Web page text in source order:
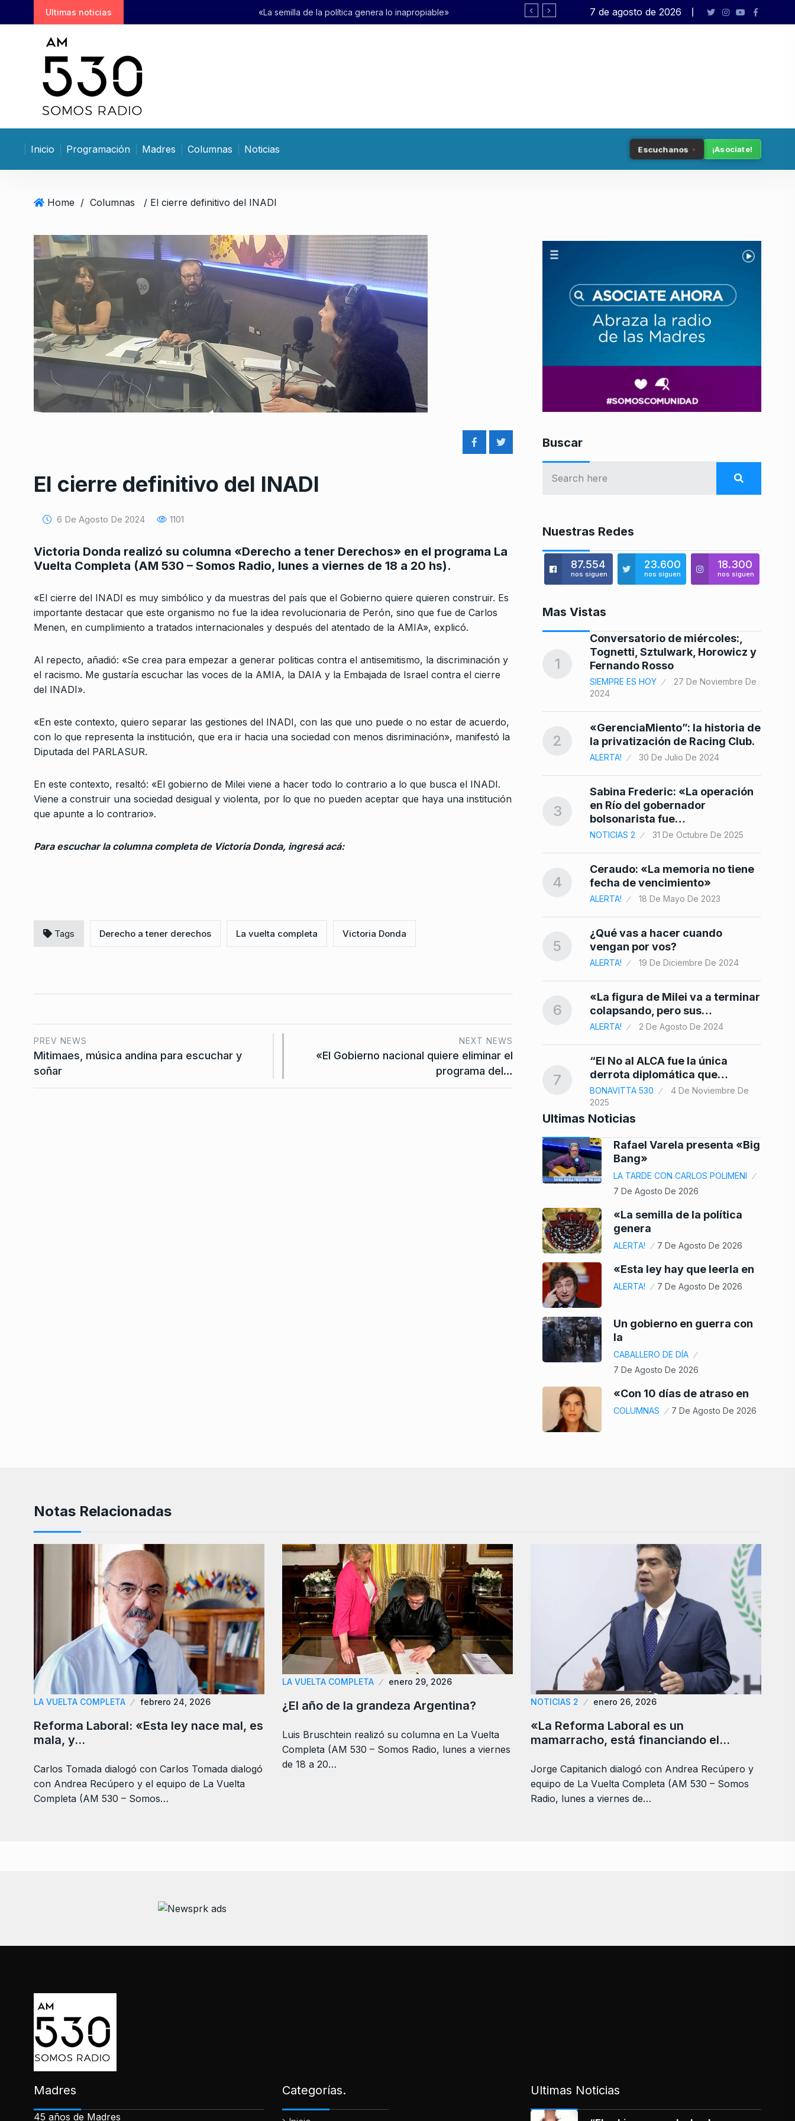
k
n
Ultimas noticias «La semilla de la política genera lo inapropiable» «Esta ley hay que leerla en términos
7 de agosto de 2026
Inicio Programación Madres Columnas Noticias Escuchanos ¡Asociate!
Home / Columnas / El cierre definitivo del INADI
El cierre definitivo del INADI
6 De Agosto De 2024 1101
Victoria Donda realizó su columna «Derecho a tener Derechos» en el programa La
Vuelta Completa (AM 530 – Somos Radio, lunes a viernes de 18 a 20 hs).
«El cierre del INADI es muy simbólico y da muestras del país que el Gobierno quiere quieren construir. Es
importante destacar que este organismo no fue la idea revolucionaria de Perón, sino que fue de Carlos
Menen, en cumplimiento a tratados internacionales y después del atentado de la AMIA», explicó.
Al repecto, añadió: «Se crea para empezar a generar politicas contra el antisemitismo, la discriminación y
el racismo. Me gustaría escuchar las voces de la AMIA, la DAIA y la Embajada de Israel contra el cierre
del INADI».
«En este contexto, quiero separar las gestiones del INADI, con las que uno puede o no estar de acuerdo,
con lo que representa la institución, que era ir hacia una sociedad con menos disriminación», manifestó la
Diputada del PARLASUR.
En este contexto, resaltó: «El gobierno de Milei viene a hacer todo lo contrario a lo que busca el INADI.
Viene a construir una sociedad desigual y violenta, por lo que no pueden aceptar que haya una institución
que apunte a lo contrario».
Para escuchar la columna completa de Victoria Donda, ingresá acá:
Tags Derecho a tener derechos La vuelta completa Victoria Donda
PREV NEWS
Mitimaes, música andina para escuchar y
soñar
NEXT NEWS
«El Gobierno nacional quiere eliminar el
programa del…
Buscar
Nuestras Redes
87.554
nos siguen
23.600
nos siguen
18.300
nos siguen
Mas Vistas
1
Fernando Rosso
SIEMPRE ES HOY
27 De Noviembre De
2
«GerenciaMiento”: la historia de
la privatización de Racing Club.
3
Sabina Frederic: «La operación
en Río del gobernador
bolsonarista fue…
5
¿Qué vas a hacer cuando
vengan por vos?
«La figura de Milei va a terminar
ALERTA! 2 De Agosto De 2024
“El No al ALCA fue la única
BONAVITTA 530
4 De Noviembre De
24 De Mayo De 2023
mentiras»
ALERTA! 26 De Diciembre De 2024
10
Horowicz y Sztulwark
SIEMPRE ES HOY 7 De Agosto De 2024
1
Conversatorio de miércoles:,
Tognetti, Sztulwark, Horowicz y
Fernando Rosso
SIEMPRE ES HOY
27 De Noviembre De
2024
2
«GerenciaMiento”: la historia de
la privatización de Racing Club.
ALERTA! 30 De Julio De 2024
3
Sabina Frederic: «La operación
en Río del gobernador
bolsonarista fue…
NOTICIAS 2 31 De Octubre De 2025
4
Ceraudo: «La memoria no tiene
fecha de vencimiento»
ALERTA! 18 De Mayo De 2023
5
¿Qué vas a hacer cuando
vengan por vos?
ALERTA! 19 De Diciembre De 2024
6
«La figura de Milei va a terminar
colapsando, pero sus…
ALERTA! 2 De Agosto De 2024
7
“El No al ALCA fue la única
derrota diplomática que…
BONAVITTA 530
4 De Noviembre De
2025
Ultimas Noticias
Rafael Varela presenta «Big
Bang»
LA TARDE CON CARLOS POLIMENI
7 De Agosto De 2026
«La semilla de la política
genera
ALERTA! 7 De Agosto De 2026
«Esta ley hay que leerla en
ALERTA! 7 De Agosto De 2026
Un gobierno en guerra con
la
CABALLERO DE DÍA
7 De Agosto De 2026
«Con 10 días de atraso en
COLUMNAS 7 De Agosto De 2026
Notas Relacionadas
LA VUELTA COMPLETA febrero 24, 2026
Reforma Laboral: «Esta ley nace mal, es
mala, y…
Carlos Tomada dialogó con Carlos Tomada dialogó
con Andrea Recúpero y el equipo de La Vuelta
Completa (AM 530 – Somos…
LA VUELTA COMPLETA enero 29, 2026
¿El año de la grandeza Argentina?
Luis Bruschtein realizó su columna en La Vuelta
Completa (AM 530 – Somos Radio, lunes a viernes
de 18 a 20…
NOTICIAS 2 enero 26, 2026
«La Reforma Laboral es un
mamarracho, está financiando el…
Jorge Capitanich dialogó con Andrea Recúpero y
equipo de La Vuelta Completa (AM 530 – Somos
Radio, lunes a viernes de…
Madres
45 años de Madres
Categorías. Ultimas Noticias